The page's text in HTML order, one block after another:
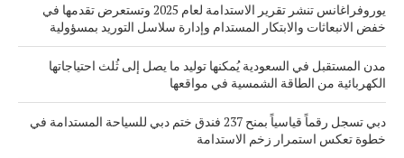
يوروفراغانس تنشر تقرير الاستدامة لعام 2025 وتستعرض تقدمها في
خفض الانبعاثات والابتكار المستدام وإدارة سلاسل التوريد بمسؤولية
مدن المستقبل في السعودية يُمكنها توليد ما يصل إلى ثُلث احتياجاتها
الكهربائية من الطاقة الشمسية في مواقعها
دبي تسجل رقماً قياسياً بمنح 237 فندق ختم دبي للسياحة المستدامة في
خطوة تعكس استمرار زخم الاستدامة